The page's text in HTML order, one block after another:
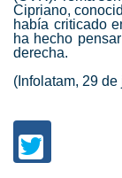
Cipriano,
había criticado
ha hecho
derecha.
(Infolatam, 29